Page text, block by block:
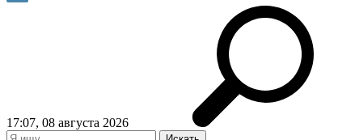
17:07, 08 августа 2026